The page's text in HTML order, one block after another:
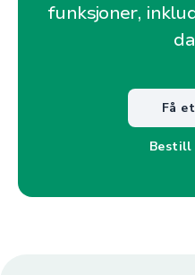
funksjoner,
Få
Bestill